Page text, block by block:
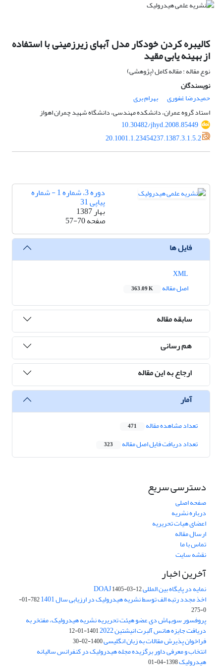
کالیبره کردن خودکار مدل آبهای زیرزمینی با استفاده
از بهینه یابی مقید
نوع مقاله : مقاله کامل (پژوهشی)
نویسندگان
حمیدرضا غفوری
بهرام بری
استاد گروه عمران، دانشکده مهندسی، دانشگاه شهید چمران اهواز
10.30482/jhyd.2008.85449
20.1001.1.23454237.1387.3.1.5.2
دوره 3، شماره 1 - شماره
پیاپی 31
بهار 1387
صفحه57-70
فایل ها
اصل مقاله
363.09 K
سابقه مقاله
هم رسانی
ارجاع به این مقاله
آمار
تعداد مشاهده مقاله 471
تعداد دریافت فایل اصل مقاله 323
دسترسی سریع
صفحه اصلی
درباره نشریه
اعضای هیات تحریریه
ارسال مقاله
تماس با ما
نقشه سایت
آخرین اخبار
نمایه در پایگاه بین المللی DOAJ1405-03-12
اخذ مجدد رتبه الف توسط نشریه هیدرولیک در ارزیابی سال 1401
782-01-
0-275
پروفسور سوبهاش دی عضو هیئت تحریریه نشریه هیدرولیک، مفتخر به
دریافت جایزه هانس آلبرت انیشتین 2022 1401-01-12
فراخوان پذیرش مقالات به زبان انگلیسی1400-02-30
انتخاب و معرفی داور برگزیده مجله هیدرولیک در کنفرانس سالیانه
هیدرولیک1398-04-01